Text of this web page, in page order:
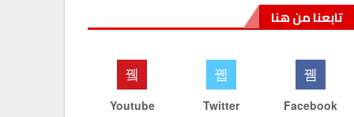
تابعنا من هنا
Facebook
Twitter
Youtube